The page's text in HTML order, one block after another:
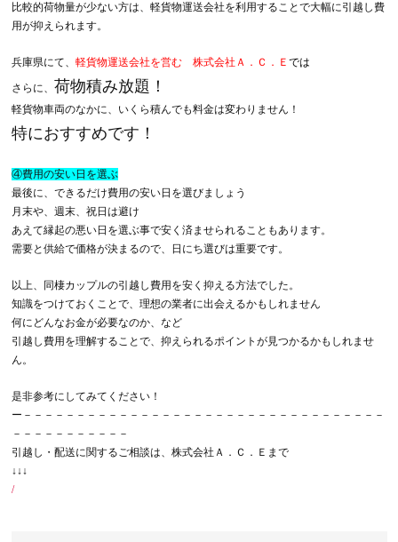
比較的荷物量が少ない方は、軽貨物運送会社を利用することで大幅に引越し費
用が抑えられます。
兵庫県にて、 軽貨物運送会社を営む 株式会社Ａ．Ｃ．Ｅ では
さらに、 荷物積み放題！
軽貨物車両のなかに、いくら積んでも料金は変わりません！
特におすすめです！
④費用の安い日を選ぶ
最後に、できるだけ費用の安い日を選びましょう
月末や、週末、祝日は避け
あえて縁起の悪い日を選ぶ事で安く済ませられることもあります。
需要と供給で価格が決まるので、日にち選びは重要です。
以上、同棲カップルの引越し費用を安く抑える方法でした。
知識をつけておくことで、理想の業者に出会えるかもしれません
何にどんなお金が必要なのか、など
引越し費用を理解することで、抑えられるポイントが見つかるかもしれませ
ん。
是非参考にしてみてください！
ー－－－－－－－－－－－－－－－－－－－－－－－－－－－－－－－－－－
－－－－－－－－－－－
引越し・配送に関するご相談は、株式会社Ａ．Ｃ．Ｅまで
↓↓↓
/